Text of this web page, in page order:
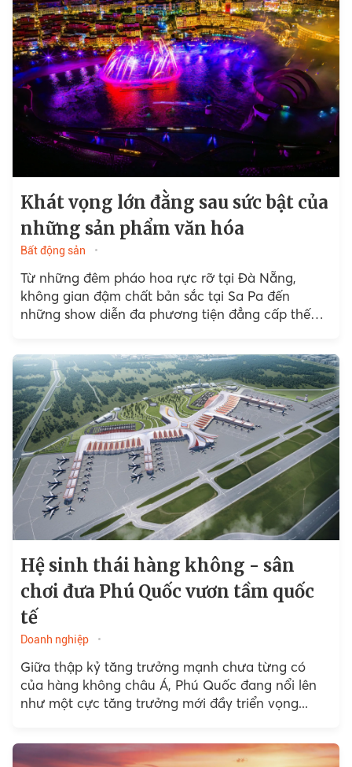
Khát vọng lớn đằng sau sức bật của
những sản phẩm văn hóa
Bất động sản
Từ những đêm pháo hoa rực rỡ tại Đà Nẵng,
không gian đậm chất bản sắc tại Sa Pa đến
những show diễn đa phương tiện đẳng cấp thế
Hệ sinh thái hàng không - sân
chơi đưa Phú Quốc vươn tầm quốc
tế
Doanh nghiệp
Giữa thập kỷ tăng trưởng mạnh chưa từng có
của hàng không châu Á, Phú Quốc đang nổi lên
như một cực tăng trưởng mới đầy triển vọng...